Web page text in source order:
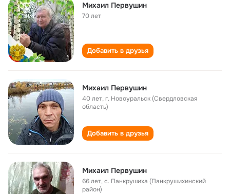
Михаил Первушин
70 лет
Добавить в друзья
Михаил Первушин
40 лет,г. Новоуральск (Свердловская
область)
Добавить в друзья
Михаил Первушин
66 лет,с. Панкрушиха (Панкрушихинский
район)